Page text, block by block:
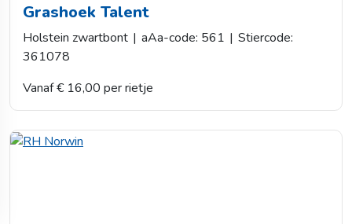
Grashoek Talent
Holstein zwartbont | aAa-code: 561 | Stiercode:
361078
Vanaf € 16,00 per rietje